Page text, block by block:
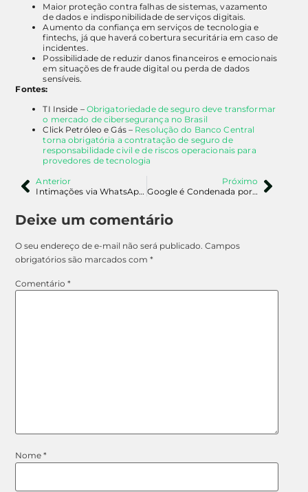
Maior proteção contra falhas de sistemas, vazamento
de dados e indisponibilidade de serviços digitais.
Aumento da confiança em serviços de tecnologia e
fintechs, já que haverá cobertura securitária em caso de
incidentes.
Possibilidade de reduzir danos financeiros e emocionais
em situações de fraude digital ou perda de dados
sensíveis.
Fontes:
TI Inside – Obrigatoriedade de seguro deve transformar
o mercado de cibersegurança no Brasil
Click Petróleo e Gás – Resolução do Banco Central
torna obrigatória a contratação de seguro de
responsabilidade civil e de riscos operacionais para
provedores de tecnologia
Anterior
Intimações via WhatsApp: Avanços do TJ-SP e os Riscos de Falhas na Justiça Digital
Próximo
Google é Condenada por Coleta Indevida de Dados: O Que Isso Significa Para os Usuários
Deixe um comentário
O seu endereço de e-mail não será publicado. Campos
obrigatórios são marcados com*
Comentário*
Nome*